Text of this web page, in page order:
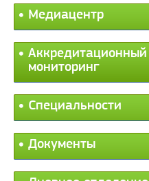
Медиацентр
Аккредитационный
мониторинг
Специальности
Документы